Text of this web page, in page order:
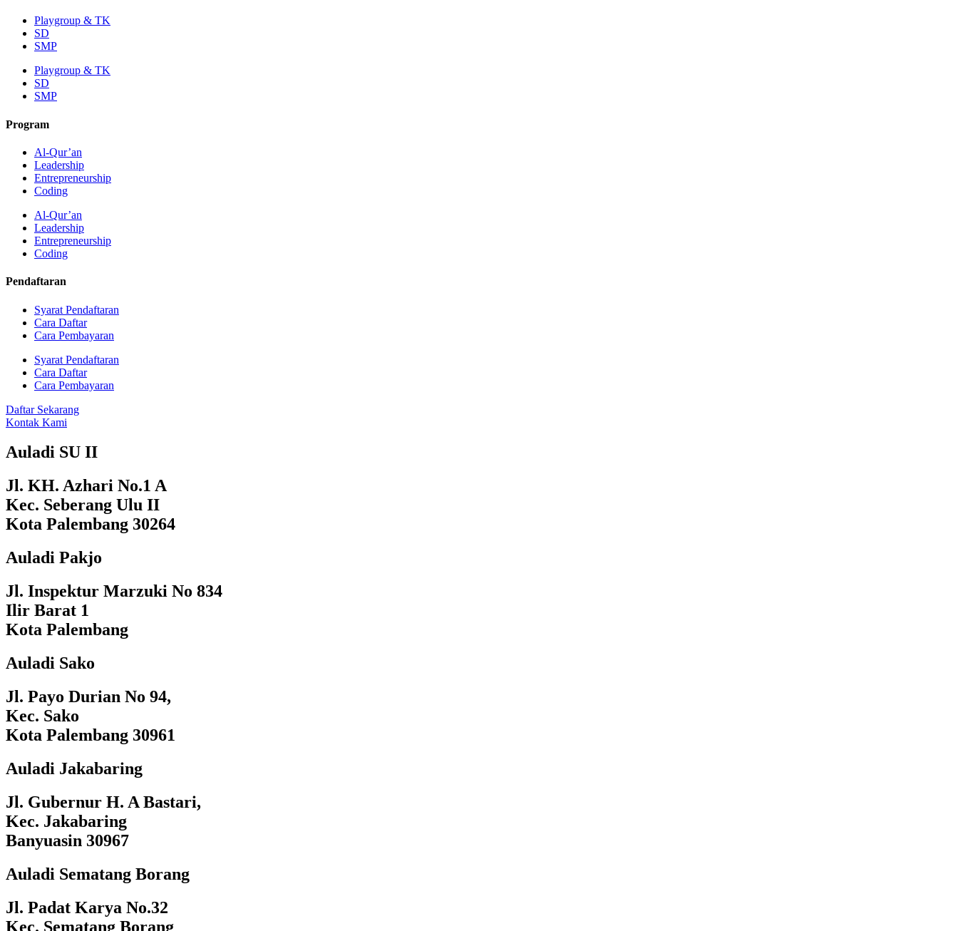
Playgroup & TK
SD
SMP
Playgroup & TK
SD
SMP
Program
Al-Qur’an
Leadership
Entrepreneurship
Coding
Al-Qur’an
Leadership
Entrepreneurship
Coding
Pendaftaran
Syarat Pendaftaran
Cara Daftar
Cara Pembayaran
Syarat Pendaftaran
Cara Daftar
Cara Pembayaran
Daftar Sekarang
Kontak Kami
Auladi SU II
Jl. KH. Azhari No.1 A
Kec. Seberang Ulu II
Kota Palembang 30264
Auladi Pakjo
Jl. Inspektur Marzuki No 834
Ilir Barat 1
Kota Palembang
Auladi Sako
Jl. Payo Durian No 94,
Kec. Sako
Kota Palembang 30961
Auladi Jakabaring
Jl. Gubernur H. A Bastari,
Kec. Jakabaring
Banyuasin 30967
Auladi Sematang Borang
Jl. Padat Karya No.32
Kec. Sematang Borang